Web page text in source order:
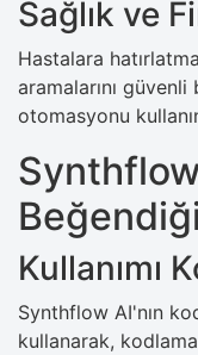
Sağlık ve
Hastalara
aramalarını
otomasyonu
Kullanımı
Synthflow AI'nın
kullanarak,